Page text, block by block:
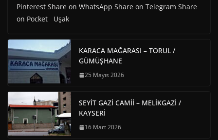
Pinterest Share on WhatsApp Share on Telegram Share
on Pocket Uşak
KARACA MAĞARASI – TORUL /
GÜMÜŞHANE
25 Mayıs 2026
SEYİT GAZİ CAMİİ – MELİKGAZİ /
KAYSERİ
16 Mart 2026